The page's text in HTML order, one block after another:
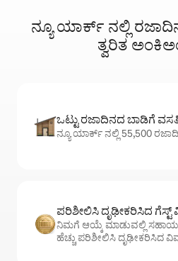
ನ್ಯೂ ಯಾರ್ಕ್ ನಲ್ಲಿ
ತ್ವರಿತ
ಒಟ್ಟು ರಜಾದಿನದ ಬಾಡಿಗೆ
ನ್ಯೂ ಯಾರ್ಕ್ ನಲ್ಲಿ 55,500
ಪರಿಶೀಲಿಸಿ ದೃಢೀಕರಿಸಿದ
ನಿಮಗೆ ಆಯ್ಕೆ ಮಾಡುವಲ್ಲಿ ಸಹಾಯ
ಹೆಚ್ಚು ಪರಿಶೀಲಿಸಿ ದೃಢೀಕರಿಸಿದ